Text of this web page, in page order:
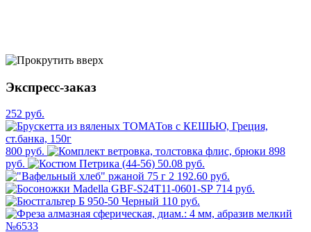
Экспресс-заказ
252 руб.
800 руб.
898
руб.
50.08 руб.
2 192.60 руб.
714 руб.
110 руб.